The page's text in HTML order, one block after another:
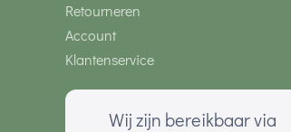
Retourneren
Account
Klantenservice
Wij zijn bereikbaar via